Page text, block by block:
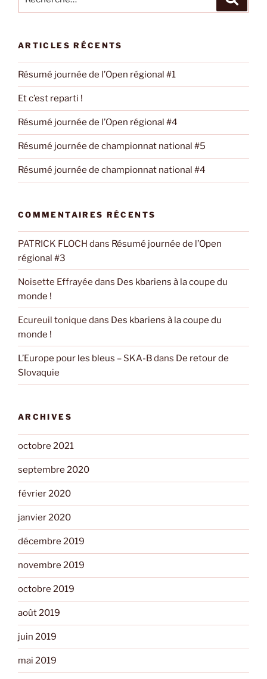
pour
ARTICLES RÉCENTS
Résumé journée de l’Open régional #1
Et c’est reparti !
Résumé journée de l’Open régional #4
Résumé journée de championnat national #5
Résumé journée de championnat national #4
COMMENTAIRES RÉCENTS
PATRICK FLOCH dans Résumé journée de l’Open
régional #3
Noisette Effrayée dans Des kbariens à la coupe du
monde !
Ecureuil tonique dans Des kbariens à la coupe du
monde !
L’Europe pour les bleus – SKA-Bdans De retour de
Slovaquie
ARCHIVES
octobre 2021
septembre 2020
février 2020
janvier 2020
décembre 2019
novembre 2019
octobre 2019
août 2019
juin 2019
mai 2019